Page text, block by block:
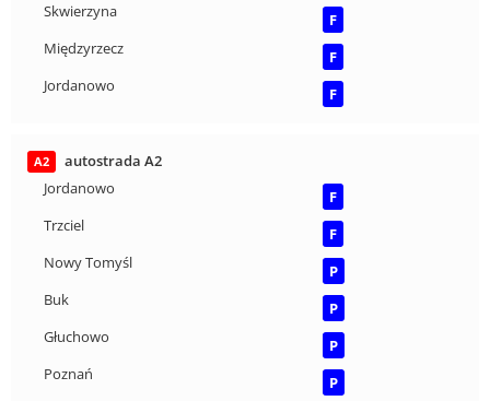
Skwierzyna
F
Międzyrzecz
F
Jordanowo
F
A2
autostrada A2
Jordanowo
F
Trzciel
F
Nowy Tomyśl
P
Buk
P
Głuchowo
P
Poznań
P